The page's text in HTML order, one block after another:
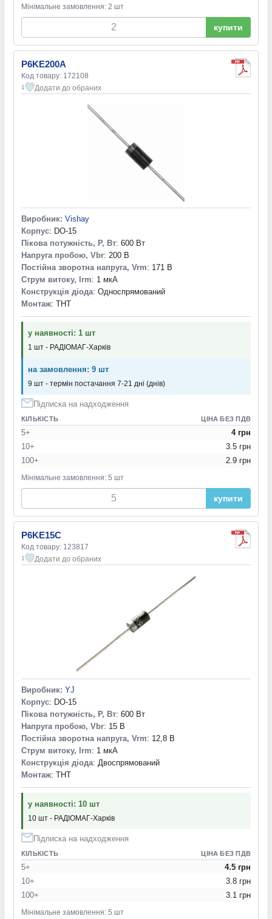
Мінімальне замовлення: 2 шт
купити
P6KE200A
Код товару: 172108
1 Додати до обраних
Виробник: Vishay
Корпус: DO-15
Пікова потужність, P, Вт: 600 Вт
Напруга пробою, Vbr: 200 В
Постійна зворотна напруга, Vrm: 171 В
Струм витоку, Irm: 1 мкА
Конструкція діода: Односпрямований
Монтаж: THT
у наявності: 1 шт
1 шт - РАДІОМАГ-Харків
на замовлення: 9 шт
9 шт - термін постачання 7-21 дні (днів)
Підписка на надходження
КІЛЬКІСТЬ ЦІНА БЕЗ ПДВ
5+
4 грн
10+
3.5 грн
100+
2.9 грн
Мінімальне замовлення: 5 шт
купити
P6KE15C
Код товару: 123817
1 Додати до обраних
Виробник: YJ
Корпус: DO-15
Пікова потужність, P, Вт: 600 Вт
Напруга пробою, Vbr: 15 В
Постійна зворотна напруга, Vrm: 12,8 В
Струм витоку, Irm: 1 мкА
Конструкція діода: Двоспрямований
Монтаж: THT
у наявності: 10 шт
10 шт - РАДІОМАГ-Харків
Підписка на надходження
КІЛЬКІСТЬ ЦІНА БЕЗ ПДВ
5+
4.5 грн
10+
3.8 грн
100+
3.1 грн
Мінімальне замовлення: 5 шт